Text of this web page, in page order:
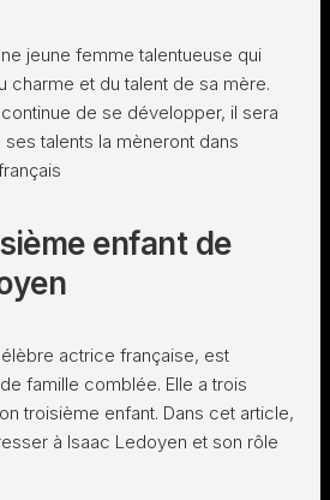
jeune femme talentueuse qui
charme et du talent de sa mère.
de se développer, il sera
talents la mèneront dans
enfant de
actrice française, est
famille comblée. Elle a trois
troisième enfant. Dans cet article,
à Isaac Ledoyen et son rôle